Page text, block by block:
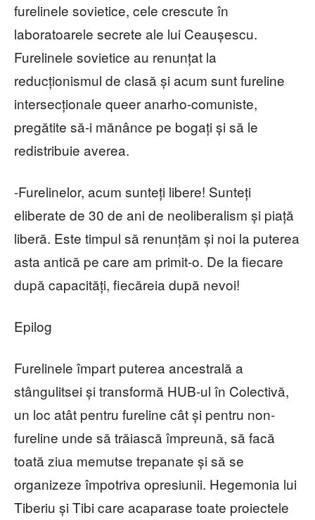
furelinele sovietice, cele crescute în
laboratoarele secrete ale lui Ceaușescu.
Furelinele sovietice au renunțat la
reducționismul de clasă și acum sunt fureline
intersecționale queer anarho-comuniste,
pregătite să-i mănânce pe bogați și să le
redistribuie averea.
-Furelinelor, acum sunteți libere! Sunteți
eliberate de 30 de ani de neoliberalism și piață
liberă. Este timpul să renunțăm și noi la puterea
asta antică pe care am primit-o. De la fiecare
după capacități, fiecăreia după nevoi!
Epilog
Furelinele împart puterea ancestrală a
stângulitsei și transformă HUB-ul în Colectivă,
un loc atât pentru fureline cât și pentru non-
fureline unde să trăiască împreună, să facă
toată ziua memutse trepanate și să se
organizeze împotriva opresiunii. Hegemonia lui
Tiberiu și Tibi care acaparase toate proiectele